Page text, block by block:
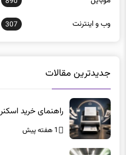
وب و اينترنت 307
1 هفته پیش